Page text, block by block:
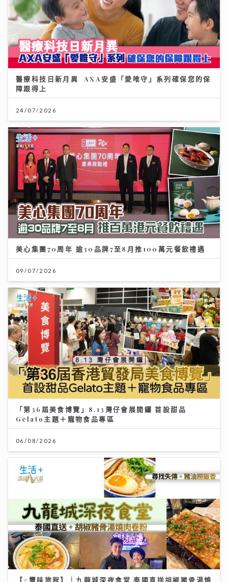
醫療科技日新月異 AXA安盛「愛唯守」系列確保您的保
障跟得上
24/07/2026
美心集團70周年 逾30品牌7至8月推100萬元餐飲禮遇
09/07/2026
「第36屆美食博覽」8.13灣仔會展開鑼 首設甜品
Gelato主題＋寵物食品專區
06/08/2026
【#豐味旅程】｜九龍城深夜食堂 泰國直送胡椒豬骨湯燒